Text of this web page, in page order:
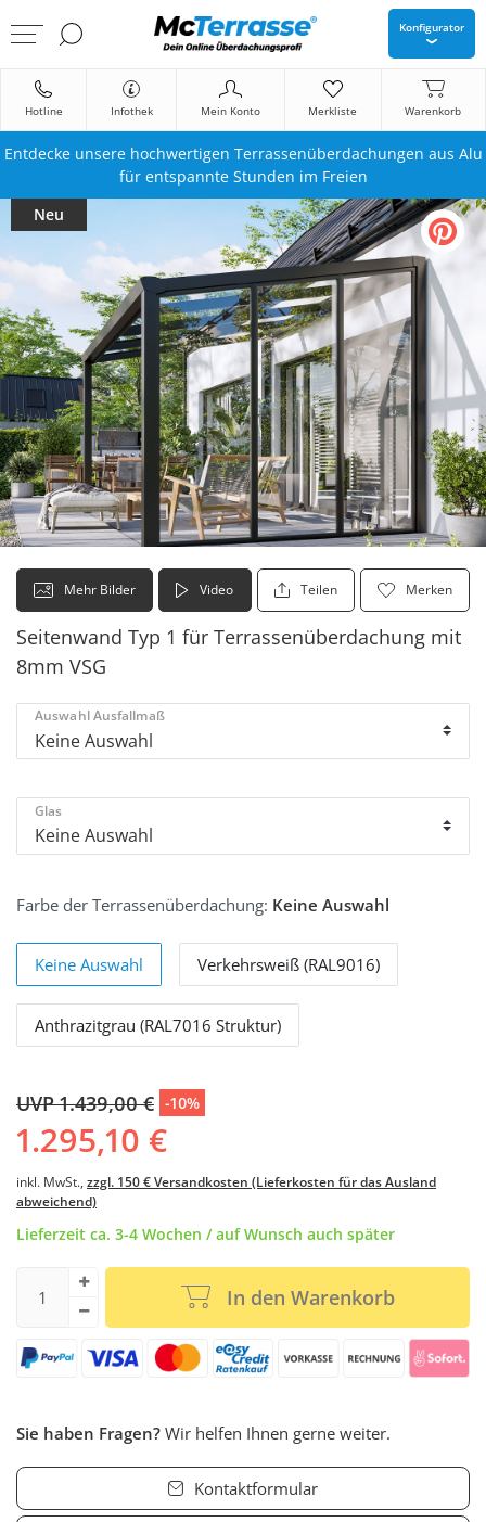
Konfigurator
Hotline Infothek Mein Konto Merkliste Warenkorb
Entdecke unsere hochwertigen Terrassenüberdachungen aus Alu
für entspannte Stunden im Freien
Neu
Mehr Bilder Video Teilen Merken
Seitenwand Typ 1 für Terrassenüberdachung mit
8mm VSG
Auswahl Ausfallmaß
Glas
Farbe der Terrassenüberdachung: Keine Auswahl
Keine Auswahl Verkehrsweiß (RAL9016)
Anthrazitgrau (RAL7016 Struktur)
UVP 1.439,00 € -10%
1.295,10 €
inkl. MwSt., zzgl. 150 € Versandkosten (Lieferkosten für das Ausland
abweichend)
Lieferzeit ca. 3-4 Wochen / auf Wunsch auch später
In den Warenkorb
Sie haben Fragen? Wir helfen Ihnen gerne weiter.
Kontaktformular